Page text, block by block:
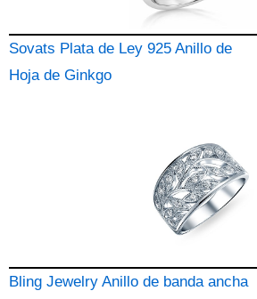
Sovats Plata de Ley 925 Anillo de
Hoja de Ginkgo
Bling Jewelry Anillo de banda ancha